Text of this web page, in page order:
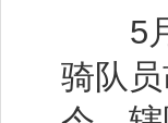
5月6
骑队